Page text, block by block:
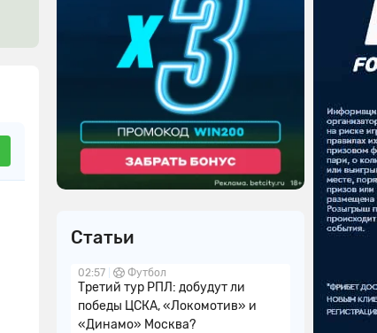
Статьи
02:57 Футбол
Третий тур РПЛ: добудут ли
победы ЦСКА, «Локомотив» и
«Динамо» Москва?